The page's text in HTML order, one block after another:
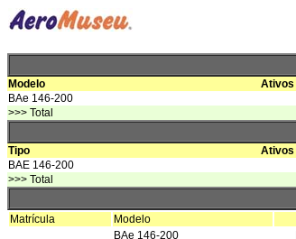
Modelo Ativos
BAe 146-200
>>> Total
Tipo Ativos
BAE 146-200
>>> Total
Matrícula Modelo
BAe 146-200